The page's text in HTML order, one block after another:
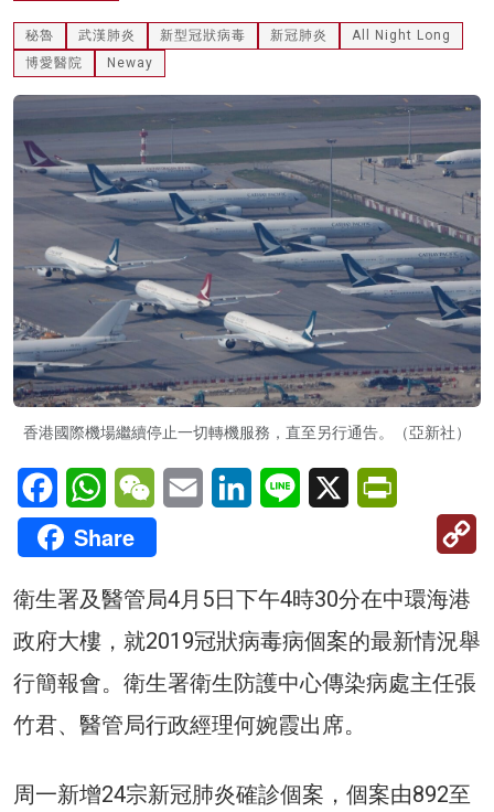
秘魯 武漢肺炎 新型冠狀病毒 新冠肺炎
All Night Long
博愛醫院
Neway
香港國際機場繼續停止一切轉機服務，直至另行通告。（亞新社）
FacebookWhatsAppWeChatEmail LinkedInLine X
Share
衛生署及醫管局4月5日下午4時30分在中環海港
政府大樓，就2019冠狀病毒病個案的最新情況舉
行簡報會。衛生署衛生防護中心傳染病處主任張
竹君、醫管局行政經理何婉霞出席。
周一新增24宗新冠肺炎確診個案，個案由892至